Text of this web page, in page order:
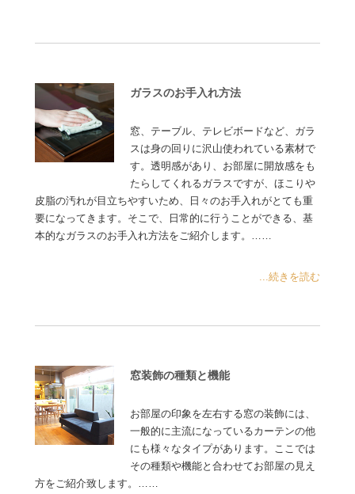
ガラスのお手入れ方法
窓、テーブル、テレビボードなど、ガラ
スは身の回りに沢山使われている素材で
す。透明感があり、お部屋に開放感をも
たらしてくれるガラスですが、ほこりや
皮脂の汚れが目立ちやすいため、日々のお手入れがとても重
要になってきます。そこで、日常的に行うことができる、基
本的なガラスのお手入れ方法をご紹介します。……
...続きを読む
窓装飾の種類と機能
お部屋の印象を左右する窓の装飾には、
一般的に主流になっているカーテンの他
にも様々なタイプがあります。ここでは
その種類や機能と合わせてお部屋の見え
方をご紹介致します。……